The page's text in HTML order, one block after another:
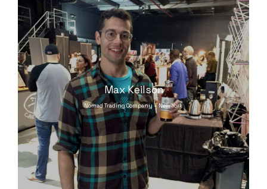
Max Keilson
Nomad Trading Company – New York